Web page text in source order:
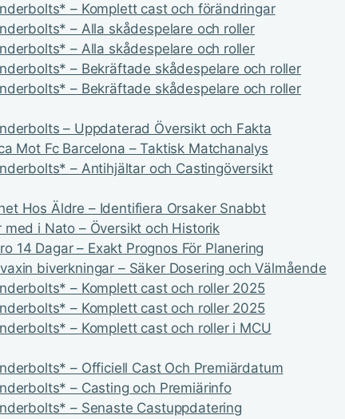
– Komplett cast och förändringar
– Alla skådespelare och roller
– Alla skådespelare och roller
– Bekräftade skådespelare och roller
– Bekräftade skådespelare och roller
– Uppdaterad Översikt och Fakta
Mot Fc Barcelona – Taktisk Matchanalys
– Antihjältar och Castingöversikt
Hos Äldre – Identifiera Orsaker Snabbt
med i Nato – Översikt och Historik
14 Dagar – Exakt Prognos För Planering
biverkningar – Säker Dosering och Välmående
– Komplett cast och roller 2025
– Komplett cast och roller 2025
– Komplett cast och roller i MCU
– Officiell Cast Och Premiärdatum
– Casting och Premiärinfo
– Senaste Castuppdatering